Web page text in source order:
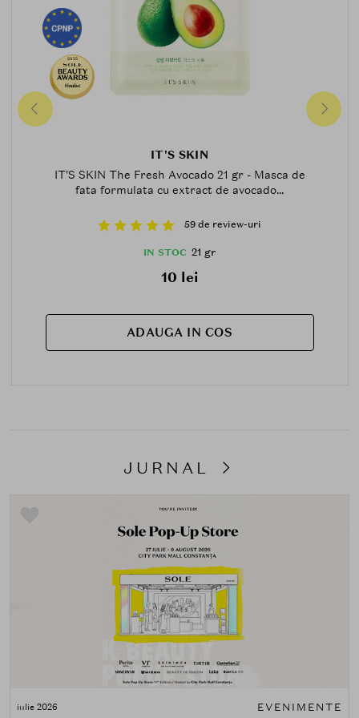
2025
Finalist
IT'S SKIN
IT'S SKIN The Fresh Avocado 21 gr - Masca de
fata formulata cu extract de avocado...
59 de review-uri
IN STOC 21 gr
10 lei
ADAUGA IN COS
JURNAL
iulie 2026 EVENIMENTE